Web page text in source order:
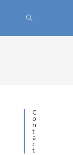
C
O
N
T
A
C
T